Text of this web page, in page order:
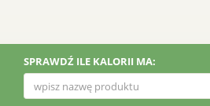
SPRAWDŹ ILE KALORII MA: